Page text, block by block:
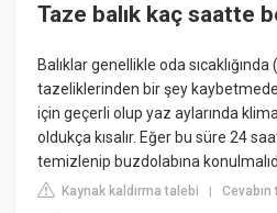
Taze balık kaç saatte
Balıklar genellikle oda
tazeliklerinden bir şey
için geçerli olup yaz aylarında
oldukça kısalır. Eğer bu süre 24
temizlenip buzdolabına
Kaynak kaldırma talebi |Cevabın